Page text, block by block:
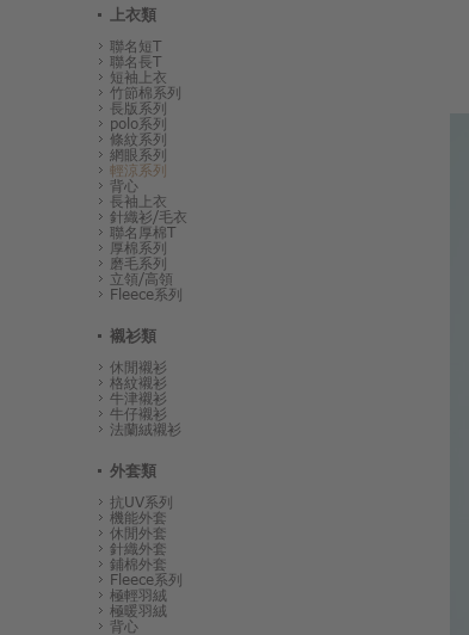
上衣類
聯名短T
聯名長T
短袖上衣
竹節棉系列
長版系列
polo系列
條紋系列
網眼系列
輕涼系列
背心
長袖上衣
針織衫/毛衣
聯名厚棉T
厚棉系列
磨毛系列
立領/高領
Fleece系列
襯衫類
休閒襯衫
格紋襯衫
牛津襯衫
牛仔襯衫
法蘭絨襯衫
外套類
抗UV系列
機能外套
休閒外套
針織外套
鋪棉外套
Fleece系列
極輕羽絨
極暖羽絨
背心